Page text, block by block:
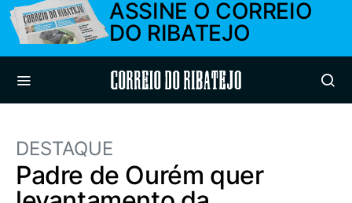
ASSINE O CORREIO
DO RIBATEJO
Correio do Ribatejo
DESTAQUE
Padre de Ourém quer